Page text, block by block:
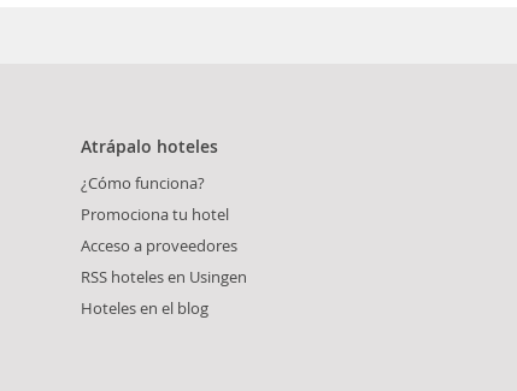
Atrápalo hoteles
¿Cómo funciona?
Promociona tu hotel
Acceso a proveedores
RSS hoteles en Usingen
Hoteles en el blog